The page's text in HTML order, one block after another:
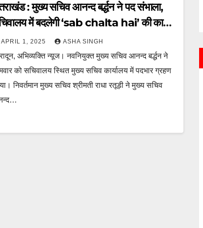
: मुख्य सचिव आनन्द बर्द्धन ने पद संभाला,
में बदलेगी ‘sab chalta hai’ की कार्य
APRIL 1, 2025 ASHA SINGH
अभिव्यक्ति न्यूज। नवनियुक्त मुख्य सचिव आनन्द बर्द्धन ने
को सचिवालय स्थित मुख्य सचिव कार्यालय में पदभार ग्रहण
निवर्तमान मुख्य सचिव श्रीमती राधा रतूड़ी ने मुख्य सचिव